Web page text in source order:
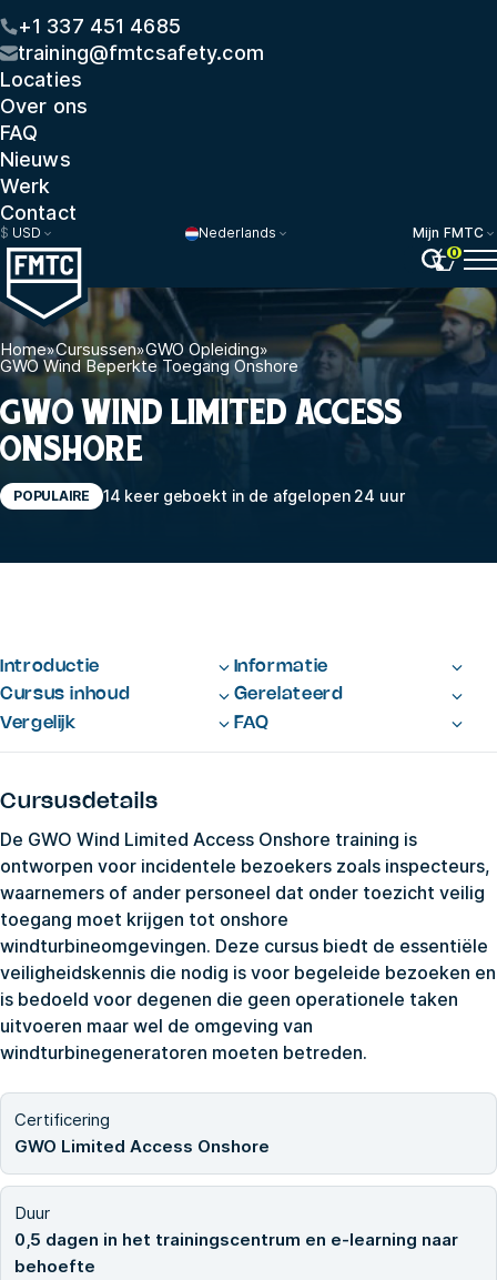
+1 337 451 4685
training@fmtcsafety.com
Locaties
Over ons
FAQ
Nieuws
Werk
Contact
$ USD Nederlands
Mijn FMTC
0
Home»Cursussen»GWO Opleiding»
GWO Wind Beperkte Toegang Onshore
GWO WIND LIMITED ACCESS
ONSHORE
POPULAIRE 14 keer geboekt in de afgelopen 24 uur
Introductie
Informatie
Cursus inhoud
Gerelateerd
Vergelijk
FAQ
Cursusdetails
De GWO Wind Limited Access Onshore training is
ontworpen voor incidentele bezoekers zoals inspecteurs,
waarnemers of ander personeel dat onder toezicht veilig
toegang moet krijgen tot onshore
windturbineomgevingen. Deze cursus biedt de essentiële
veiligheidskennis die nodig is voor begeleide bezoeken en
is bedoeld voor degenen die geen operationele taken
uitvoeren maar wel de omgeving van
windturbinegeneratoren moeten betreden.
Certificering
GWO Limited Access Onshore
Duur
0,5 dagen in het trainingscentrum en e-learning naar
behoefte